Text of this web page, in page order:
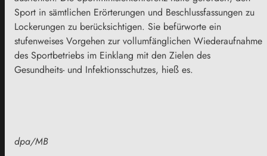
Sport in sämtlichen Erörterungen und Beschlussfassungen zu
Lockerungen zu berücksichtigen. Sie befürworte ein
stufenweises Vorgehen zur vollumfänglichen Wiederaufnahme
des Sportbetriebs im Einklang mit den Zielen des
Gesundheits- und Infektionsschutzes, hieß es.
dpa/MB